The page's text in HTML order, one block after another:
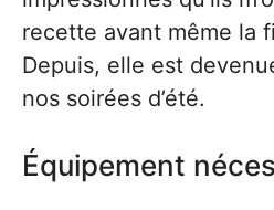
recette avant même la
Depuis, elle est
nos soirées d’été.
Équipement